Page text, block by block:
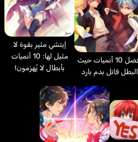
أفضل 10 أنميات حيث
البطل قاتل بدم بارد
إيتشي مثير بقوة لا
مثيل لها: 10 أنميات
بأبطال لا يُهزمون!